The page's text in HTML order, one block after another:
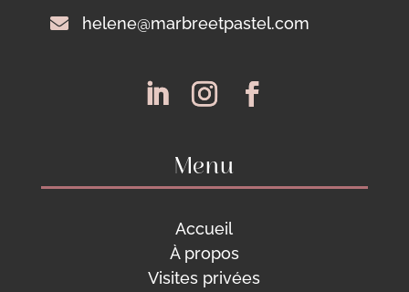

helene@marbreetpastel.com
Menu
Accueil
Àpropos
Visites privées